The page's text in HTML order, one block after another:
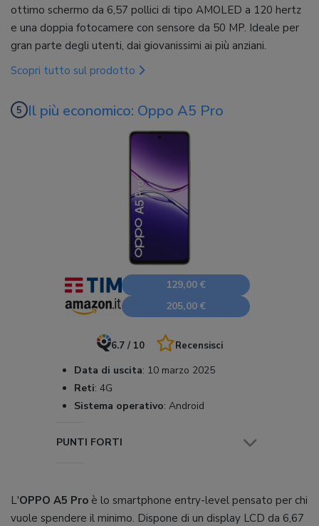
ottimo schermo da 6,57 pollici di tipo AMOLED a 120 hertz
e una doppia fotocamere con sensore da 50 MP. Ideale per
gran parte degli utenti, dai giovanissimi ai più anziani.
Scopri tutto sul prodotto
Il più economico: Oppo A5 Pro
129,00 €
205,00 €
6.7 / 10 Recensisci
Data di uscita: 10 marzo 2025
Reti: 4G
Sistema operativo: Android
PUNTI FORTI
L'OPPO A5 Pro è lo smartphone entry-level pensato per chi
vuole spendere il minimo. Dispone di un display LCD da 6,67